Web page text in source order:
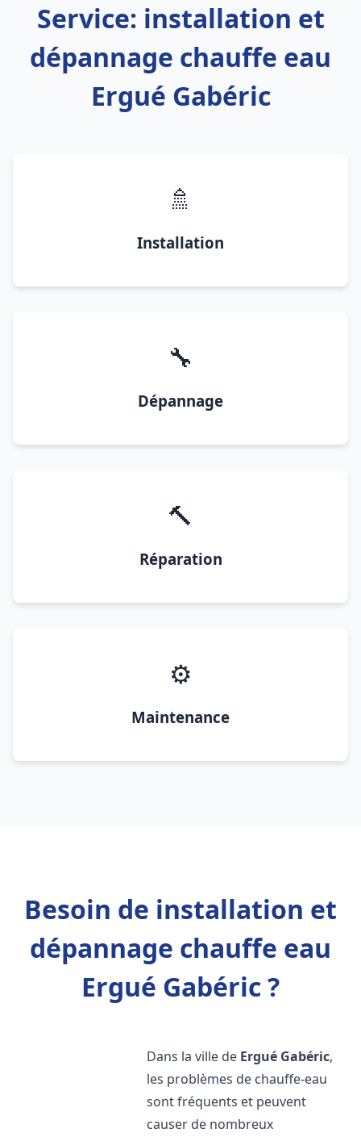
Service: installation et
dépannage chauffe eau
Ergué Gabéric
🚿
Installation
🔧
Dépannage
🔨
Réparation
⚙️
Maintenance
Besoin de installation et
dépannage chauffe eau
Ergué Gabéric ?
Dans la ville de Ergué Gabéric,
les problèmes de chauffe-eau
sont fréquents et peuvent
causer de nombreux